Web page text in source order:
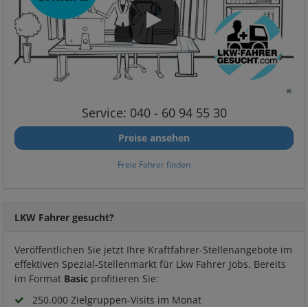
Service: 040 - 60 94 55 30
Preise ansehen
Freie Fahrer finden
LKW Fahrer gesucht?
Veröffentlichen Sie jetzt Ihre Kraftfahrer-Stellenangebote im
effektiven Spezial-Stellenmarkt für Lkw Fahrer Jobs. Bereits
im Format Basic profitieren Sie:
250.000 Zielgruppen-Visits im Monat